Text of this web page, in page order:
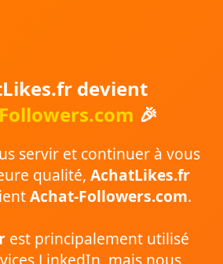
devient
🎉
servir et continuer à vous
qualité, AchatLikes.fr
Achat-Followers.com.
est principalement utilisé
LinkedIn, mais nous